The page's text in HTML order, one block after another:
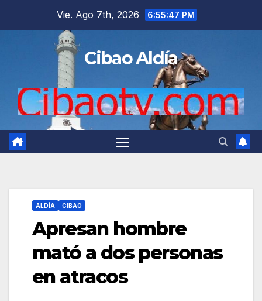
Vie. Ago 7th, 2026 6:55:48 PM
Cibao Aldía
ALDÍA CIBAO
Apresan hombre
mató a dos personas
en atracos